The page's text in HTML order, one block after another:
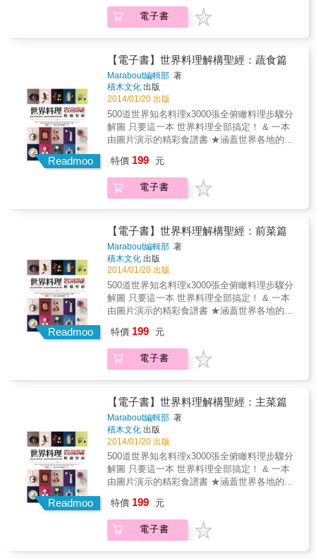
鳥也能輕鬆上手，是廚房必備的料理聖經。
精美清晰，文字說明簡明扼要。文圖相輔相
成，讓所有人都能輕鬆上手。 & 分量、備料時
間、烹煮時間：讓料理者者便於掌握分量，並
目瞭然，準備起來更方便。 私房小祕訣：提供
超實用料理小訣竅，讓料理更完美。 貼心小提
示：提供料理過程須注意的小細節與實用建
議。 本書特色 1.收錄 500道世界知名傳統料
理，從簡單到複雜，一網打盡。 2.3000張全俯
瞰料理步驟分解圖，解構每個料理步驟，詳細
呈現烹煮階段，一看就會！ 3.從前菜到甜點，
全。 4.料理包羅萬象，千變萬化，極具異國色
彩。 5.提供「超實用小祕訣」，讓料理更完
美。 6.一目瞭然，達成度高，實用百分百，菜
鳥也能輕鬆上手，是廚房必備的料理聖經。
春捲．．．等等，一共500道。另外也提供超實
用料理小祕訣、食用建議、注意事項，提高料
方式非常的棒，以圖片分解每個不同料理階
段，步驟解說一個接一個，就連初學的外行
人，都能一目瞭然！某些異國餐點，更是充滿
當地色彩。 ★書中料理變化萬千、極為美味，
講解清晰，讓所有人都能輕鬆上手。全書一共
有3000張步驟圖，尤其是對廚房新手而言，按
部就班地呈現烹煮的各個階段，相當有幫助。
★精緻又簡易的食譜，除了家常菜，還有能端
出來的宴客菜，能激發出用餐者的胃口與好奇
圖：按部就班完整呈現每個步驟的過程，圖片
精美清晰，文字說明簡明扼要。文圖相輔相
成，讓所有人都能輕鬆上手。 & 分量、備料時
有效評估烹調時間。 食材全圖示：料理食材一
目瞭然，準備起來更方便。 私房小祕訣：提供
超實用料理小訣竅，讓料理更完美。 貼心小提
示：提供料理過程須注意的小細節與實用建
議。 本書特色 1.收錄 500道世界知名傳統料
理，從簡單到複雜，一網打盡。 2.3000張全俯
瞰料理步驟分解圖，解構每個料理步驟，詳細
從簡易到精緻，從家常菜到宴客菜，一應俱
全。 4.料理包羅萬象，千變萬化，極具異國色
彩。 5.提供「超實用小祕訣」，讓料理更完
電子書
Readmoo
【電子書】世界料理解構聖經：蔬食篇
Marabout編輯部 著
積木文化 出版
2014/01/20 出版
500道世界知名料理x3000張全俯瞰料理步驟分
解圖 只要這一本 世界料理全部搞定！ & 一本
由圖片演示的精彩食譜書 ★涵蓋世界各地的傳
飯、摩洛哥蔬菜燉羊肉、印度乳酪菠菜、越南
春捲．．．等等，一共500道。另外也提供超實
用料理小祕訣、食用建議、注意事項，提高料
方式非常的棒，以圖片分解每個不同料理階
段，步驟解說一個接一個，就連初學的外行
人，都能一目瞭然！某些異國餐點，更是充滿
當地色彩。 ★書中料理變化萬千、極為美味，
講解清晰，讓所有人都能輕鬆上手。全書一共
有3000張步驟圖，尤其是對廚房新手而言，按
部就班地呈現烹煮的各個階段，相當有幫助。
★精緻又簡易的食譜，除了家常菜，還有能端
出來的宴客菜，能激發出用餐者的胃口與好奇
圖：按部就班完整呈現每個步驟的過程，圖片
精美清晰，文字說明簡明扼要。文圖相輔相
成，讓所有人都能輕鬆上手。 & 分量、備料時
有效評估烹調時間。 食材全圖示：料理食材一
目瞭然，準備起來更方便。 私房小祕訣：提供
超實用料理小訣竅，讓料理更完美。 貼心小提
示：提供料理過程須注意的小細節與實用建
議。 本書特色 1.收錄 500道世界知名傳統料
理，從簡單到複雜，一網打盡。 2.3000張全俯
瞰料理步驟分解圖，解構每個料理步驟，詳細
從簡易到精緻，從家常菜到宴客菜，一應俱
全。 4.料理包羅萬象，千變萬化，極具異國色
彩。 5.提供「超實用小祕訣」，讓料理更完
特價 199 元
電子書
Readmoo
【電子書】世界料理解構聖經：前菜篇
Marabout編輯部 著
積木文化 出版
2014/01/20 出版
500道世界知名料理x3000張全俯瞰料理步驟分
解圖 只要這一本 世界料理全部搞定！ & 一本
由圖片演示的精彩食譜書 ★涵蓋世界各地的傳
飯、摩洛哥蔬菜燉羊肉、印度乳酪菠菜、越南
春捲．．．等等，一共500道。另外也提供超實
用料理小祕訣、食用建議、注意事項，提高料
方式非常的棒，以圖片分解每個不同料理階
段，步驟解說一個接一個，就連初學的外行
人，都能一目瞭然！某些異國餐點，更是充滿
當地色彩。 ★書中料理變化萬千、極為美味，
講解清晰，讓所有人都能輕鬆上手。全書一共
有3000張步驟圖，尤其是對廚房新手而言，按
部就班地呈現烹煮的各個階段，相當有幫助。
★精緻又簡易的食譜，除了家常菜，還有能端
出來的宴客菜，能激發出用餐者的胃口與好奇
圖：按部就班完整呈現每個步驟的過程，圖片
精美清晰，文字說明簡明扼要。文圖相輔相
成，讓所有人都能輕鬆上手。 & 分量、備料時
特價 199 元
電子書
Readmoo
【電子書】世界料理解構聖經：主菜篇
Marabout編輯部 著
積木文化 出版
2014/01/20 出版
500道世界知名料理x3000張全俯瞰料理步驟分
解圖 只要這一本 世界料理全部搞定！ & 一本
由圖片演示的精彩食譜書 ★涵蓋世界各地的傳
飯、摩洛哥蔬菜燉羊肉、印度乳酪菠菜、越南
春捲．．．等等，一共500道。另外也提供超實
用料理小祕訣、食用建議、注意事項，提高料
特價 199 元
電子書